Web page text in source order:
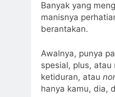
Banyak yang
manisnya
berantakan.
Awalnya, punya
spesial, plus, atau
ketiduran, atau
hanya kamu, dia,